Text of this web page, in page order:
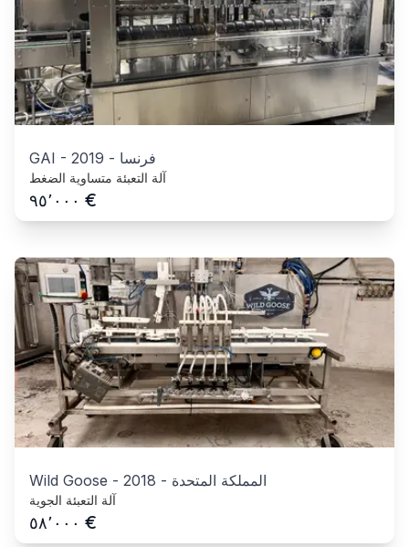
GAI - 2019 - فرنسا
آلة التعبئة متساوية الضغط
٩٥٬٠٠٠ €
Wild Goose - 2018 - المملكة المتحدة
آلة التعبئة الجوية
٥٨٬٠٠٠ €